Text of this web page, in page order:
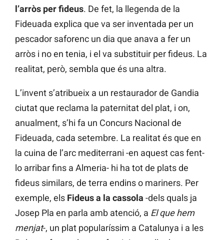
l’arròs per fideus. De fet, la llegenda de la
Fideuada explica que va ser inventada per un
pescador saforenc un dia que anava a fer un
arròs i no en tenia, i el va substituir per fideus. La
realitat, però, sembla que és una altra.
L’invent s’atribueix a un restaurador de Gandia
ciutat que reclama la paternitat del plat, i on,
anualment, s’hi fa un Concurs Nacional de
Fideuada, cada setembre. La realitat és que en
la cuina de l’arc mediterrani -en aquest cas fent-
lo arribar fins a Almeria- hi ha tot de plats de
fideus similars, de terra endins o mariners. Per
exemple, els Fideus a la cassola -dels quals ja
Josep Pla en parla amb atenció, a El que hem
menjat-, un plat popularíssim a Catalunya i a les